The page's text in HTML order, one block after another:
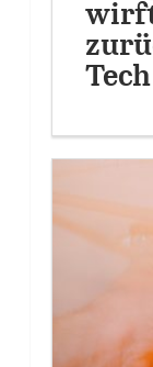
wirft
Tech